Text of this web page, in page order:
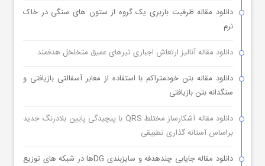
دانلود مقاله ظرفیت باربری یک گروه از ستون های سنگی در خاک
نرم
دانلود مقاله آنالیز ارتعاش اجباری تیرهای عمیق متخلخل هدفمند
دانلود مقاله بتن خودمتراکم با استفاده از معابر آسفالتی بازیافتی و
سنگدانه بتن بازیافتی
دانلود مقاله آشکارساز مختلط QRS با پیچیدگی پایین بلادرنگ جدید
براساس آستانه گذاری تطبیقی
دانلود مقاله جایابی چندهدفه و سایزبندی DGها در شبکه های توزیع